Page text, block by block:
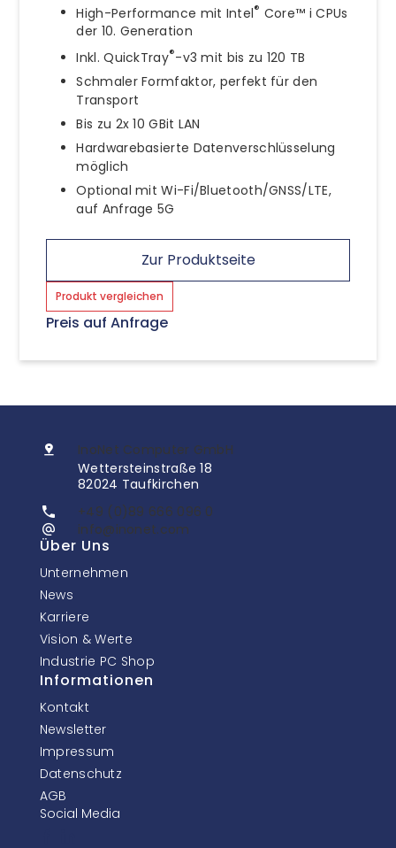
High-Performance mit Intel® Core™ i CPUs
der 10. Generation
Inkl. QuickTray®-v3 mit bis zu 120 TB
Schmaler Formfaktor, perfekt für den
Transport
Bis zu 2x 10 GBit LAN
Hardwarebasierte Datenverschlüsselung
möglich
Optional mit Wi-Fi/Bluetooth/GNSS/LTE,
auf Anfrage 5G
Zur Produktseite
Produkt vergleichen
Preis auf Anfrage
InoNet Computer GmbH
Wettersteinstraße 18
82024 Taufkirchen
+49 (0)89 666 096 0
info@inonet.com
Über Uns
Unternehmen
News
Karriere
Vision & Werte
Industrie PC Shop
Informationen
Kontakt
Newsletter
Impressum
Datenschutz
AGB
Social Media